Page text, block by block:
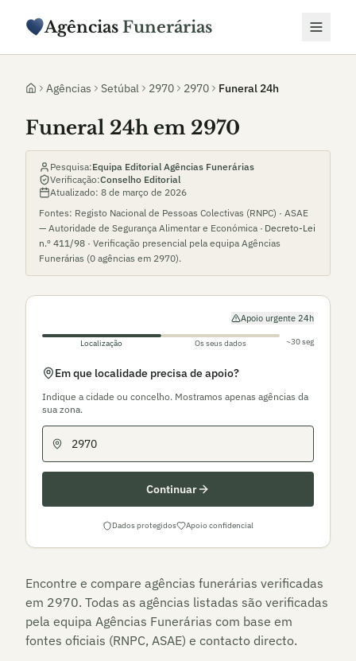
Agências Funerárias
Agências Setúbal 2970 2970 Funeral 24h
Funeral 24h em 2970
Pesquisa:Equipa Editorial Agências Funerárias
Verificação:Conselho Editorial
Atualizado: 8 de março de 2026
Fontes: Registo Nacional de Pessoas Colectivas (RNPC) · ASAE
— Autoridade de Segurança Alimentar e Económica · Decreto-Lei
n.º 411/98 · Verificação presencial pela equipa Agências
Funerárias (0 agências em 2970).
Apoio urgente 24h
Localização Os seus dados ~30 seg
Em que localidade precisa de apoio?
Indique a cidade ou concelho. Mostramos apenas agências da
sua zona.
Continuar
Dados protegidos Apoio confidencial
Encontre e compare agências funerárias verificadas
em 2970. Todas as agências listadas são verificadas
pela equipa Agências Funerárias com base em
fontes oficiais (RNPC, ASAE) e contacto directo.